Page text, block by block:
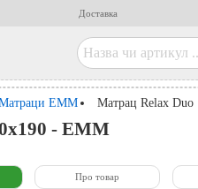
Доставка
ЕММ Матрац Relax Duo
- ЕММ
Про товар